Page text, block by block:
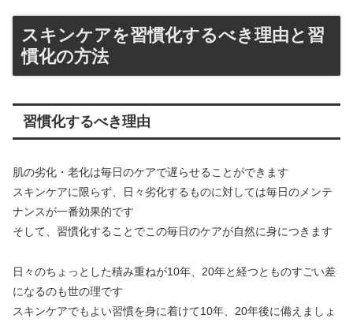
スキンケアを習慣化するべき理由と習
慣化の方法
習慣化するべき理由
肌の劣化・老化は毎日のケアで遅らせることができます
スキンケアに限らず、日々劣化するものに対しては毎日のメンテ
ナンスが一番効果的です
そして、習慣化することでこの毎日のケアが自然に身につきます
日々のちょっとした積み重ねが10年、20年と経つとものすごい差
になるのも世の理です
スキンケアでもよい習慣を身に着けて10年、20年後に備えましょ